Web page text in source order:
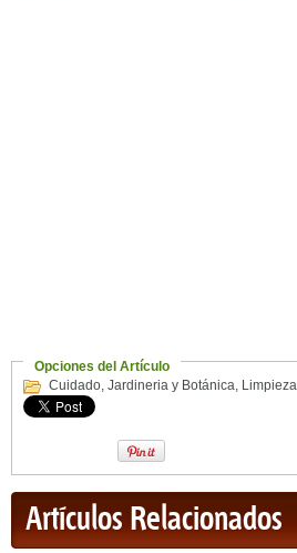
Opciones del Artículo
Cuidado Jardineria y Botánica Limpieza
Artículos Relacionados